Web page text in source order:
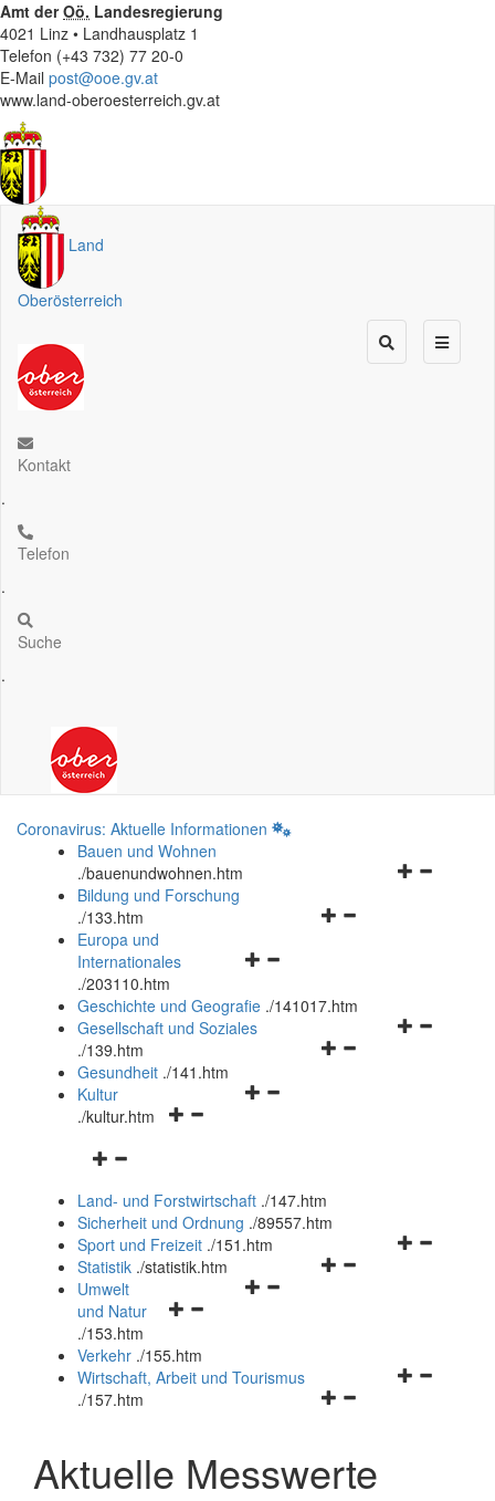
Amt derOö. Landesregierung
4021 Linz • Landhausplatz 1
Telefon (+43 732) 77 20-0
E-Mail post@ooe.gv.at
www.land-oberoesterreich.gv.at
Land
Oberösterreich
Kontakt
.
Telefon
.
Suche
.
Coronavirus: Aktuelle Informationen
Bauen und Wohnen
./bauenundwohnen.htm
Navigationsmenü
Bildung und Forschung
./133.htm
Navigationsmenü
und
schließen
Europa und
Internationales
./203110.htm
Geschichte und Geografie ./141017.htm
Navigationsmenü
Gesellschaft und Soziales
./139.htm
Navigationsmenü
Gesundheit ./141.htm
Navigationsmenü
Kultur
./kultur.htm
Navigationsmenü
und
schließen
Land- und Forstwirtschaft ./147.htm
Sicherheit und Ordnung ./89557.htm
Navigationsmenü
Sport und Freizeit ./151.htm
Navigationsmenü
Statistik ./statistik.htm
Navigationsmenü
und
schließen
Umwelt
und Natur
./153.htm
Verkehr ./155.htm
Navigationsmenü
schließen
Wirtschaft, Arbeit und Tourismus
./157.htm
Aktuelle Messwerte